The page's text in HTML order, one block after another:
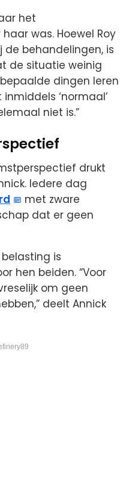
het
was. Hoewel Roy
behandelingen, is
de situatie weinig
dingen leren
inmiddels ‘normaal’
niet is.”
drukt
Iedere dag
met zware
dat er geen
is
hen beiden. “Voor
om geen
deelt Annick